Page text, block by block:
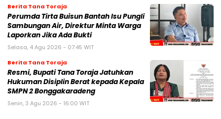
Berita Tana Toraja
Perumda Tirta Buisun Bantah Isu Pungli
Sambungan Air, Direktur Minta Warga
Laporkan Jika Ada Bukti
Selasa, 4 Agu 2026 - 07:45 WIT
Berita Tana Toraja
Resmi, Bupati Tana Toraja Jatuhkan
Hukuman Disiplin Berat kepada Kepala
SMPN 2 Bonggakaradeng
Senin, 3 Agu 2026 - 16:00 WIT